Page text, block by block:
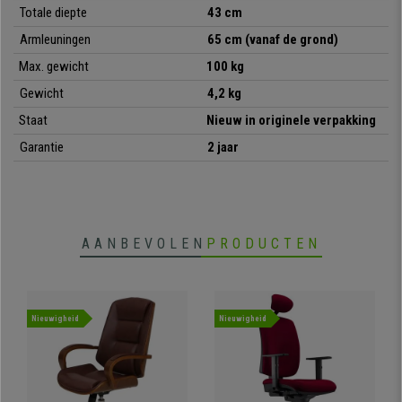
•Bijzonder sterk: stalen frame met 4 chromen poten
• Zeer praktisch en veelzijdig
Totale diepte
43 cm
Armleuningen
65 cm (vanaf de grond)
Max. gewicht
100 kg
Gewicht
4,2 kg
Staat
Nieuw in originele verpakking
Garantie
2 jaar
AANBEVOLEN PRODUCTEN
Nieuwigheid Nieuwigheid